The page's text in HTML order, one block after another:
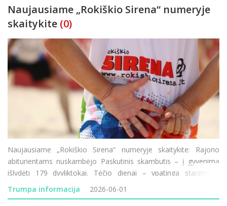
Naujausiame „Rokiškio Sirena“ numeryje
skaitykite (0)
Naujausiame „Rokiškio Sirena“ numeryje skaitykite: Rajono
abiturientams nuskambėjo Paskutinis skambutis – į gyvenimą
išlydėti 179 dvyliktokai. Tėčio dienai – ypatinga staigmena
Rokiškyje: pirmą kartą Rokiškyje bursis „Fainuolių choras&ldq
Trumpa informacija 2026-06-01